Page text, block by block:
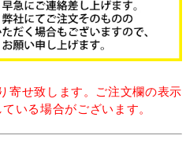
寄せ致します。ご注文欄の表示
いる場合がございます。